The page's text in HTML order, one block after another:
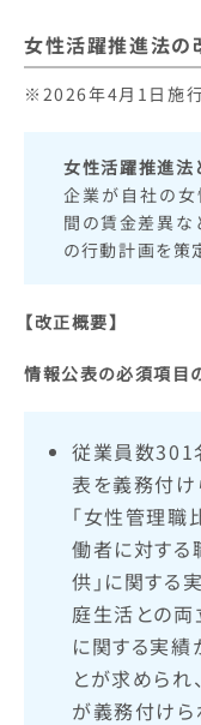
女性活躍推進法の
※2026年4月1日施
女性活躍推進法
企業が自社の女
間の賃金差異な
の行動計画を策
【改正概要】
情報公表の必須項目
従業員数301
表を義務付け
「女性管理職
働者に対する
供」に関する
庭生活との両
に関する実績
とが求めら
が義務付けら